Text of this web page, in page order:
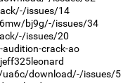
issues/14
bj9g/-/issues/34
issues/20
crack-ao
download/-/issues/5